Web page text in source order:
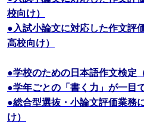
校向け）
●入試小論文に対応した作文評
高校向け）
●学校のための日本語作文検定
●学年ごとの「書く力」が一目
●総合型選抜・小論文評価業務
け）